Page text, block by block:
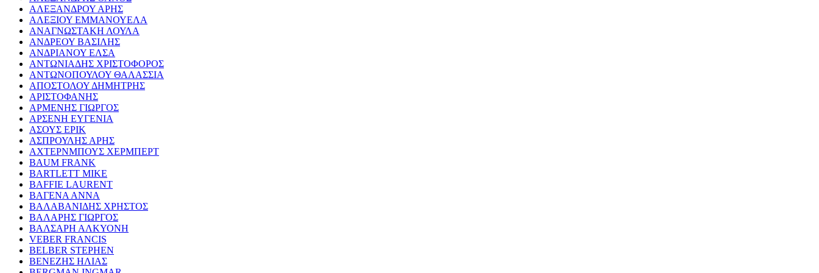
ΑΛΕΞΑΝΔΡΟΥ ΑΡΗΣ
ΑΛΕΞΙΟΥ ΕΜΜΑΝΟΥΕΛΑ
ΑΝΑΓΝΩΣΤΑΚΗ ΛΟΥΛΑ
ΑΝΔΡΕΟΥ ΒΑΣΙΛΗΣ
ΑΝΔΡΙΑΝΟΥ ΕΛΣΑ
ΑΝΤΩΝΙΑΔΗΣ ΧΡΙΣΤΟΦΟΡΟΣ
ΑΝΤΩΝΟΠΟΥΛΟΥ ΘΑΛΑΣΣΙΑ
ΑΠΟΣΤΟΛΟΥ ΔΗΜΗΤΡΗΣ
ΑΡΙΣΤΟΦΑΝΗΣ
ΑΡΜΕΝΗΣ ΓΙΩΡΓΟΣ
ΑΡΣΕΝΗ ΕΥΓΕΝΙΑ
ΑΣΟΥΣ ΕΡΙΚ
ΑΣΠΡΟΥΛΗΣ ΑΡΗΣ
ΑΧΤΕΡΝΜΠΟΥΣ ΧΕΡΜΠΕΡΤ
BAUM FRANK
BARTLETT MIKE
BAFFIE LAURENT
ΒΑΓΕΝΑ ΑΝΝΑ
ΒΑΛΑΒΑΝΙΔΗΣ ΧΡΗΣΤΟΣ
ΒΑΛΑΡΗΣ ΓΙΩΡΓΟΣ
ΒΑΛΣΑΡΗ ΑΛΚΥΟΝΗ
VEBER FRANCIS
BELBER STEPHEN
ΒΕΝΕΖΗΣ ΗΛΙΑΣ